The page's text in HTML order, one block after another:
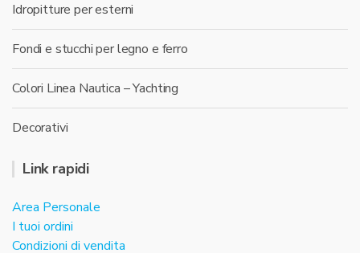
Idropitture per esterni
Fondi e stucchi per legno e ferro
Colori Linea Nautica – Yachting
Decorativi
Link rapidi
Area Personale
I tuoi ordini
Condizioni di vendita